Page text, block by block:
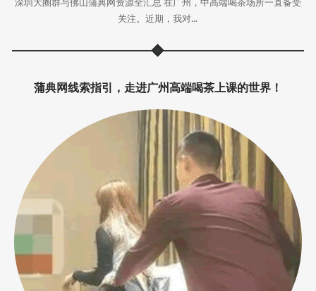
深圳大圈群与佛山蒲典网资源全汇总 在广州，中高端喝茶场所一直备受
关注。近期，我对...
蒲典网线索指引，走进广州高端喝茶上课的世界！